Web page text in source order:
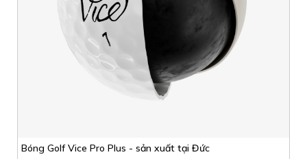
Bóng Golf Vice Pro Plus - sản xuất tại Đức